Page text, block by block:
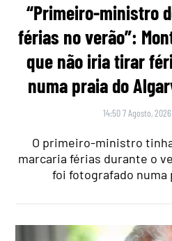
“Primeiro-ministro
férias no verão”:
que não iria tirar
numa praia do
14:50 7 Agosto, 2026
O primeiro-ministro
marcaria férias durante o
foi fotografado numa